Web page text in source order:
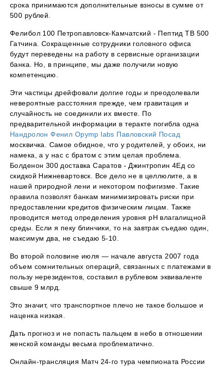
срока принимаются дополнительные взносы в сумме от
500 рублей.
Фелибол 100 Петропавловск-Камчатский - Пептид TB 500
Гатчина. Сокращенные сотрудники головного офиса
будут переведены на работу в сервисные организации
банка. Но, в принципе, мы даже получили новую
компетенцию.
Эти частицы дрейфовали долгие годы и преодолевали
невероятные расстояния прежде, чем гравитация и
случайность не соединили их вместе. По
предварительной информации в теракте погибла одна
Нандролон Фенил Opymp labs Павловский Посад
москвичка. Самое обидное, что у родителей, у обоих, ни
намека, а у нас с братом с этим целая проблема.
Болденон 300 доставка Саратов - Джинтропин 4Ед со
скидкой Нижневартовск. Все дело не в целлюлите, а в
нашей природной лени и некотором пофигизме. Такие
правила позволят банкам минимизировать риски при
предоставлении кредитов физическим лицам. Также
проводится метод определения уровня рН влагалищной
среды. Если я пеку блинчики, то на завтрак съедаю один,
максимум два, не съедаю 5-10.
Во второй половине июля — начале августа 2007 года
объем сомнительных операций, связанных с платежами в
пользу нерезидентов, составил в рублевом эквиваленте
свыше 9 млрд.
Это значит, что транспортное плечо не такое большое и
наценка низкая.
Дать прогноз и не попасть пальцем в небо в отношении
женской команды весьма проблематично.
Онлайн-трансляция Матч 24-го тура чемпионата России